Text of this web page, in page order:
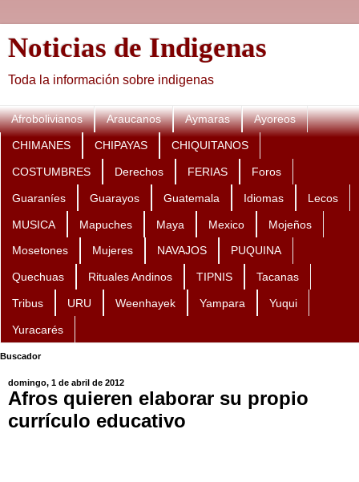
Noticias de Indigenas
Toda la información sobre indigenas
Afrobolivianos Araucanos Aymaras Ayoreos
CHIMANES CHIPAYAS CHIQUITANOS
COSTUMBRES Derechos FERIAS Foros
Guaraníes Guarayos Guatemala Idiomas Lecos
MUSICA Mapuches Maya Mexico Mojeños
Mosetones Mujeres NAVAJOS PUQUINA
Quechuas Rituales Andinos TIPNIS Tacanas
Tribus URU Weenhayek Yampara Yuqui
Yuracarés
Buscador
domingo, 1 de abril de 2012
Afros quieren elaborar su propio
currículo educativo